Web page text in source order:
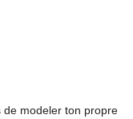
de modeler ton propre